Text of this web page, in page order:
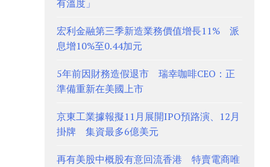
有溫度」
宏利金融第三季新造業務價值增長11% 派
息增10%至0.44加元
5年前因財務造假退市 瑞幸咖啡CEO：正
準備重新在美國上市
京東工業據報擬11月展開IPO預路演、12月
掛牌 集資最多6億美元
再有美股中概股有意回流香港 特賣電商唯